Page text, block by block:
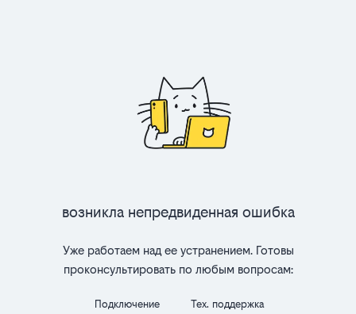
Возникла непредвиденная ошибка
Уже работаем над ее устранением. Готовы
проконсультировать по любым вопросам:
Подключение Тех. поддержка